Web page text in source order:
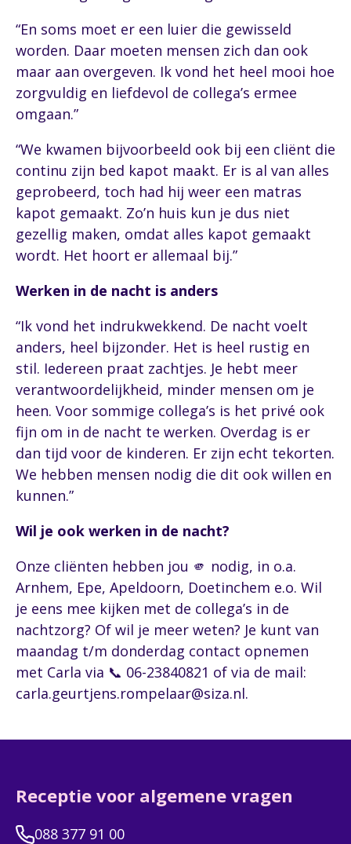
“En soms moet er een luier die gewisseld
worden. Daar moeten mensen zich dan ook
maar aan overgeven. Ik vond het heel mooi hoe
zorgvuldig en liefdevol de collega’s ermee
omgaan.”
“We kwamen bijvoorbeeld ook bij een cliënt die
continu zijn bed kapot maakt. Er is al van alles
geprobeerd, toch had hij weer een matras
kapot gemaakt. Zo’n huis kun je dus niet
gezellig maken, omdat alles kapot gemaakt
wordt. Het hoort er allemaal bij.”
Werken in de nacht is anders
“Ik vond het indrukwekkend. De nacht voelt
anders, heel bijzonder. Het is heel rustig en
stil. Iedereen praat zachtjes. Je hebt meer
verantwoordelijkheid, minder mensen om je
heen. Voor sommige collega’s is het privé ook
fijn om in de nacht te werken. Overdag is er
dan tijd voor de kinderen. Er zijn echt tekorten.
We hebben mensen nodig die dit ook willen en
kunnen.”
Wil je ook werken in de nacht?
Onze cliënten hebben jou 🫵 nodig, in o.a.
Arnhem, Epe, Apeldoorn, Doetinchem e.o. Wil
je eens mee kijken met de collega’s in de
nachtzorg? Of wil je meer weten? Je kunt van
maandag t/m donderdag contact opnemen
met Carla via 📞 06-23840821 of via de mail:
carla.geurtjens.rompelaar@siza.nl.
Receptie voor algemene vragen
088 377 91 00